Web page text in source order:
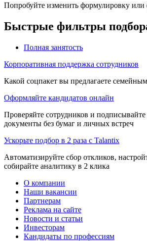
Попробуйте изменить формулировку или
Быстрые фильтры
Полная занятость
Корпоративная поддержка сотрудников
Какой соцпакет вы предлагаете
Оформляйте кандидатов онлайн
Проверяйте сотрудников и
документы без бумаг и личных встреч
Ускорьте подбор в 2 раза с Talantix
Автоматизируйте сбор откликов,
собирайте аналитику в 2 клика
О компании
Наши вакансии
Партнерам
Реклама на сайте
Новости и статьи
Инвесторам
Кандидаты по профессиям